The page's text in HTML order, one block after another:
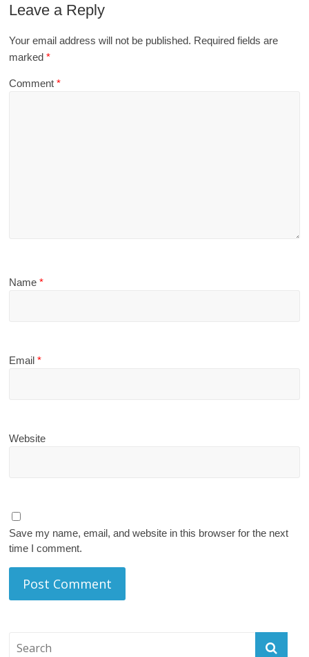
Leave a Reply
Your email address will not be published. Required fields are
marked*
Comment*
Name*
Email*
Website
Save my name, email, and website in this browser for the next
time I comment.